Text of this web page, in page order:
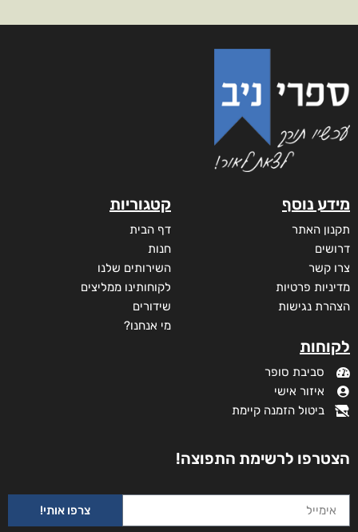
מידע נוסף
תקנון האתר
דרושים
צרו קשר
מדיניות פרטיות
הצהרת נגישות
לקוחות
סביבת סופר
איזור אישי
ביטול הזמנה קיימת
קטגוריות
דף הבית
חנות
השירותים שלנו
לקוחותינו ממליצים
שידורים
מי אנחנו?
הצטרפו לרשימת התפוצה!
צרפו אותי!